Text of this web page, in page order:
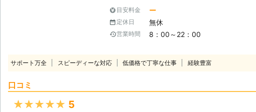
み着いてしまうことをご存知でしょうか。雨
てるには安全な場所であるため、住み着いて
よる糞害や騒音などは我慢できないという方
そのようにハトでお困りの方は、ぜひ弊社へ
【その糞、ハトの目印になっています】 ハト
いう習性があります。その際、目印となるの
す。ご自宅にハトが寄ってくる前に、対策を
目安料金 ー
定休日 無休
営業時間 8：00～22：00
サポート万全 スピーディーな対応 低価格で丁寧な仕事 経験豊富
口コミ
★★★★★ 5